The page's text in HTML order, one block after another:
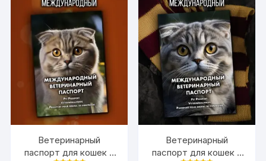
Ветеринарный
паспорт для кошек и
Ветеринарный
паспорт для кошек и